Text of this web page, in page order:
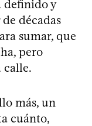
definido y
décadas
sumar, que
pero
calle.
más, un
cuánto,